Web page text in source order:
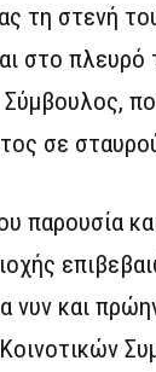
τη στενή
στο
σε
παρουσία
νυν και